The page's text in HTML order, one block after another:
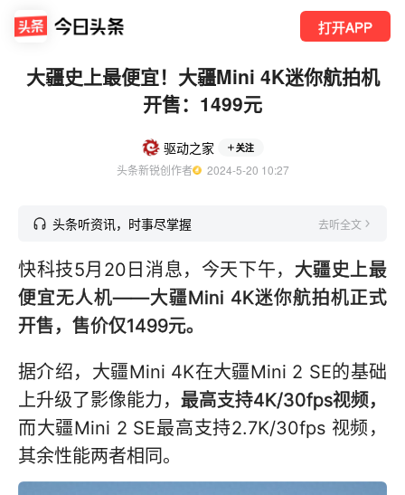
打开APP
大疆史上最便宜！大疆Mini 4K迷你航拍机
开售：1499元
驱动之家 关注
头条新锐创作者
  2024-5-20 10:27
头条听资讯，时事尽掌握 去听全文
快科技5月20日消息，今天下午， 大疆史上最
便宜无人机——大疆Mini 4K迷你航拍机正式
开售，售价仅1499元。
据介绍，大疆Mini 4K在大疆Mini 2 SE的基础
上升级了影像能力， 最高支持4K/30fps视频，
而大疆Mini 2 SE最高支持2.7K/30fps 视频，
其余性能两者相同。